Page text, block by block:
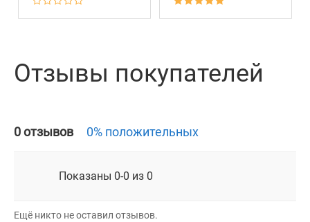
Синий
Ментол
Отзывы покупателей
0 отзывов 0% положительных
Показаны 0-0 из 0
Ещё никто не оставил отзывов.